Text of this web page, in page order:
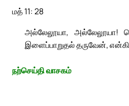
மத் 11: 28
அல்லேலூயா, அல்லேலூயா!
இளைப்பாறுதல் தருவேன்,
நற்செய்தி வாசகம்